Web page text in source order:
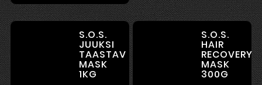
S.O.S.
JUUKSI
TAASTAV
MASK
1KG
S.O.S.
HAIR
RECOVERY
MASK
300G